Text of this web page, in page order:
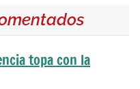
topa con la